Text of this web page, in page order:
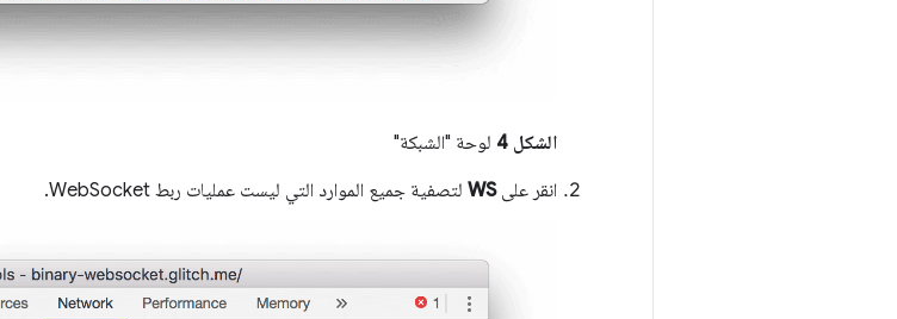
الشكل 4
لوحة "الشبكة"
انقر علىWS لتصفية جميع الموارد التي ليست عمليات ربط WebSocket.